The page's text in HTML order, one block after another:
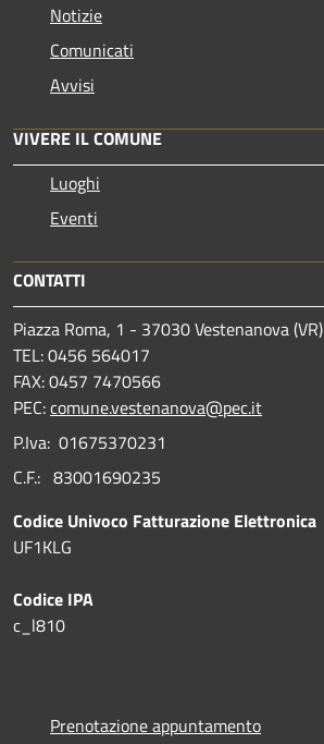
Notizie
Comunicati
Avvisi
VIVERE IL COMUNE
Luoghi
Eventi
CONTATTI
Piazza Roma, 1 - 37030 Vestenanova (VR)
TEL: 0456 564017
FAX: 0457 7470566
PEC:comune.vestenanova@pec.it
P.Iva: 01675370231
C.F.: 83001690235
Codice Univoco Fatturazione Elettronica
UF1KLG
Codice IPA
c_l810
Prenotazione appuntamento